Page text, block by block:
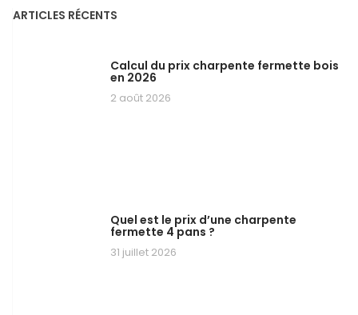
ARTICLES RÉCENTS
Calcul du prix charpente fermette bois
en 2026
2 août 2026
Quel est le prix d’une charpente
fermette 4 pans ?
31 juillet 2026